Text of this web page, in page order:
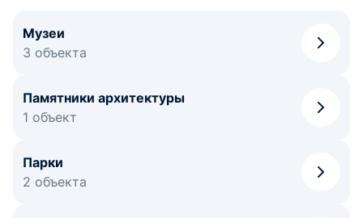
Музеи
3 объекта
Памятники архитектуры
1 объект
Парки
2 объекта